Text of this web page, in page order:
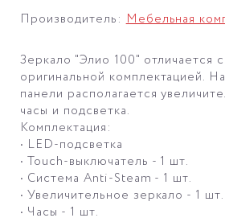
Производитель:Мебельная
Зеркало "Элио 100" отличается
оригинальной комплектацией.
панели располагается
часы и подсветка.
Комплектация:
• LED-подсветка
• Touch-выключатель - 1 шт.
• Система Anti-Steam - 1 шт.
• Увеличительное зеркало - 1 шт.
• Часы - 1 шт.